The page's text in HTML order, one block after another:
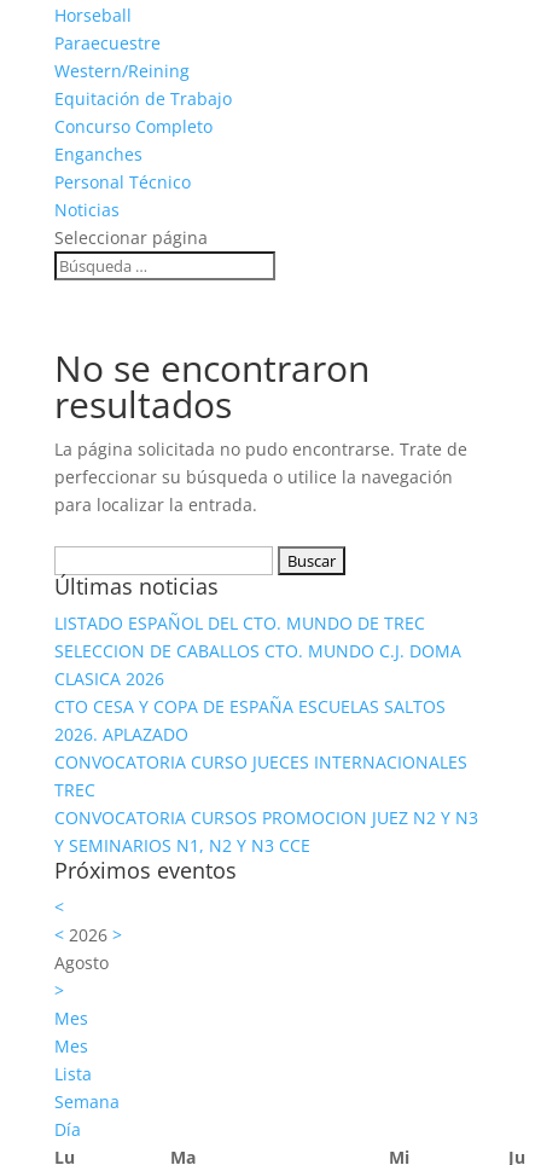
Horseball
Paraecuestre
Western/Reining
Equitación de Trabajo
Concurso Completo
Enganches
Personal Técnico
Noticias
Seleccionar página
No se encontraron
resultados
La página solicitada no pudo encontrarse. Trate de
perfeccionar su búsqueda o utilice la navegación
para localizar la entrada.
Últimas noticias
LISTADO ESPAÑOL DEL CTO. MUNDO DE TREC
SELECCION DE CABALLOS CTO. MUNDO C.J. DOMA
CLASICA 2026
CTO CESA Y COPA DE ESPAÑA ESCUELAS SALTOS
2026. APLAZADO
CONVOCATORIA CURSO JUECES INTERNACIONALES
TREC
CONVOCATORIA CURSOS PROMOCION JUEZ N2 Y N3
Y SEMINARIOS N1, N2 Y N3 CCE
Próximos eventos
<
<2026 >
Agosto
>
Mes
Mes
Lista
Semana
Día
Lu
Ma Mi Ju